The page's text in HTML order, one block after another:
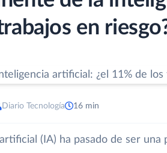
en
Diario Tecnología 16 min
(IA) ha pasado de ser